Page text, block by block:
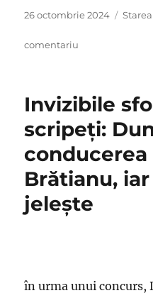
Publicat
26 octombrie 2024
comentariu
o
atacă
frontal
pe
Maia
Sandu
atunci
foarte
Invizibile
scripeţi:
conducerea
Brătianu, iar
jeleşte
în urma unui concurs,